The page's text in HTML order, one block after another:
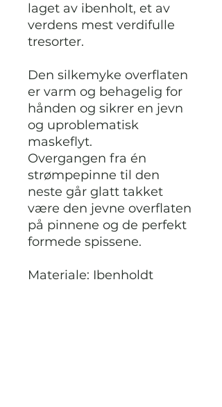
laget av ibenholt, et av
verdens mest verdifulle
tresorter.
Den silkemyke overflaten
er varm og behagelig for
hånden og sikrer en jevn
og uproblematisk
maskeflyt.
Overgangen fra én
strømpepinne til den
neste går glatt takket
være den jevne overflaten
på pinnene og de perfekt
formede spissene.
Materiale: Ibenholdt